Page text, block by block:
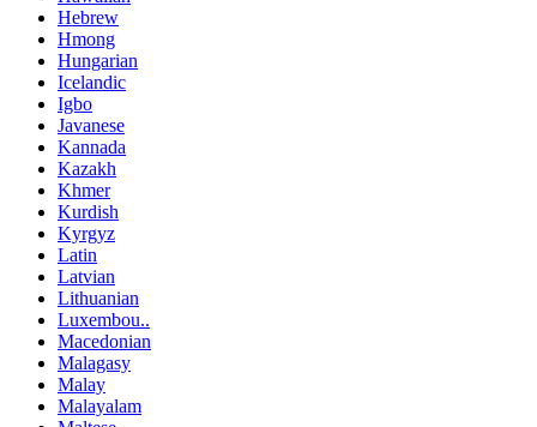
Hebrew
Hmong
Hungarian
Icelandic
Igbo
Javanese
Kannada
Kazakh
Khmer
Kurdish
Kyrgyz
Latin
Latvian
Lithuanian
Luxembou..
Macedonian
Malagasy
Malay
Malayalam